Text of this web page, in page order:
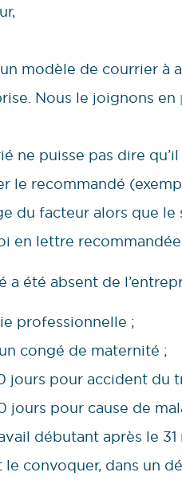
modèle de courrier à
Nous le joignons en
ne puisse pas dire
le recommandé
du facteur alors que
en lettre
a été absent de
professionnelle ;
congé de maternité ;
jours pour accident du
jours pour cause de
débutant après le
le convoquer, dans un